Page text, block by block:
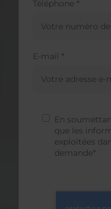
Téléphone *
E-mail *
En
que les
exploitées
demande*